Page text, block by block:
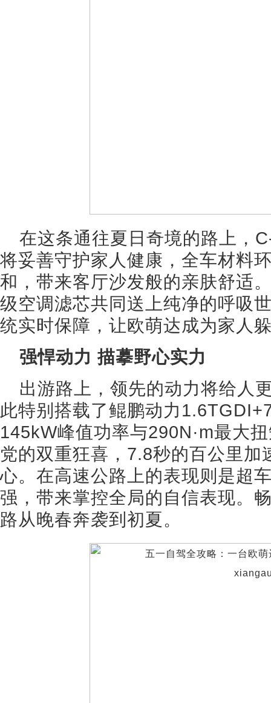
在这条通往夏日奇境的路上，
将妥善守护家人健康，全车材料
和，带来客厅沙发般的亲肤舒适
级空调滤芯共同送上纯净的呼吸
统实时保障，让欧萌达成为家人
强悍动力 描摹野心实力
出游路上，领先的动力将给人
此特别搭载了鲲鹏动力
145kW峰值功率与290N·m最大
党的双重狂喜，7.8秒的百公里加
心。在高速公路上的表现则是超
强，带来掌控全局的自信表现。
路从晚春奔袭到初夏。